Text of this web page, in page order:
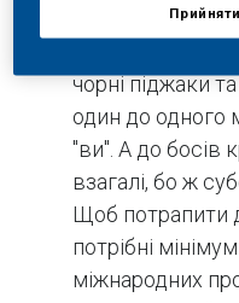
Виявляється,
чорні піджаки
один до одного
"ви". А до босів
взагалі, бо ж
Щоб потрапити
потрібні
міжнародних